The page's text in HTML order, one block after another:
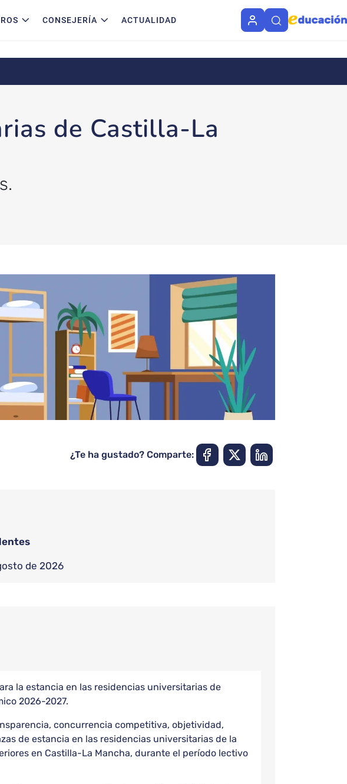
CONSEJERÍA ACTUALIDAD
de Castilla-La
¿Te ha gustado? Comparte:
de 2026
la estancia en las residencias universitarias de
2026-2027.
concurrencia competitiva, objetividad,
de estancia en las residencias universitarias de la
en Castilla-La Mancha, durante el período lectivo